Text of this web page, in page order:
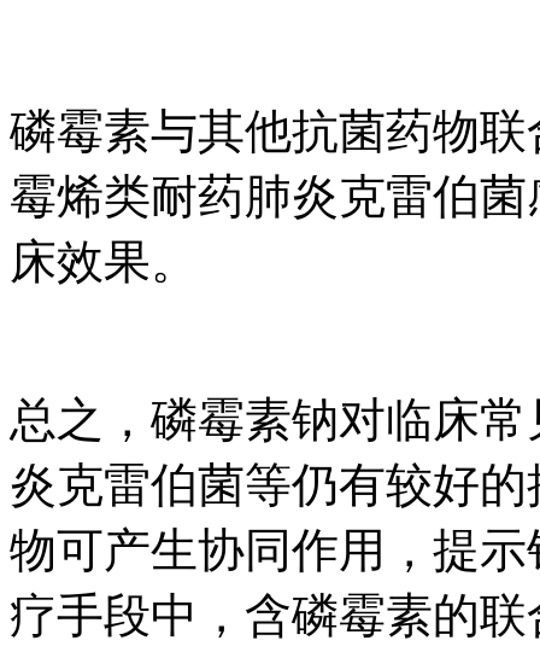
磷霉素与其他抗菌药物
霉烯类耐药肺炎克雷伯
床效果。
总之，磷霉素钠对临床
炎克雷伯菌等仍有较好
物可产生协同作用，提
疗手段中，含磷霉素的